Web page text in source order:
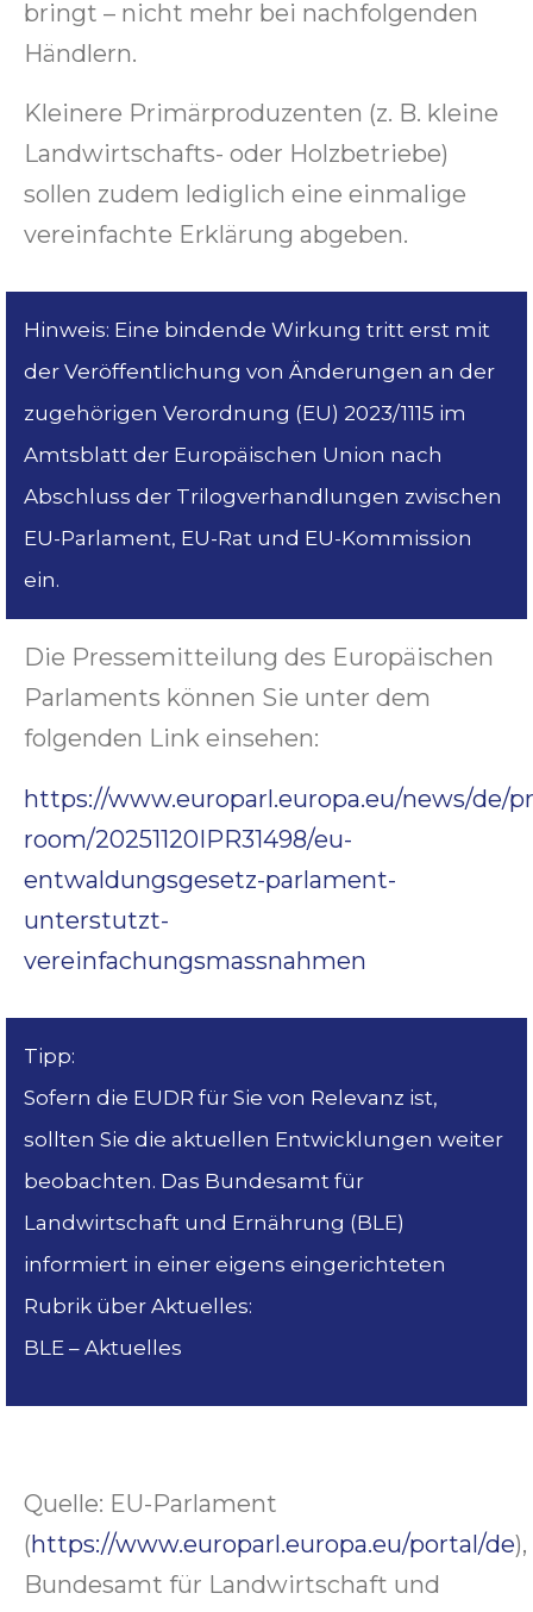
bringt – nicht mehr bei nachfolgenden
Händlern.
Kleinere Primärproduzenten (z. B. kleine
Landwirtschafts- oder Holzbetriebe)
sollen zudem lediglich eine einmalige
vereinfachte Erklärung abgeben.
Hinweis: Eine bindende Wirkung tritt erst mit
der Veröffentlichung von Änderungen an der
zugehörigen Verordnung (EU) 2023/1115 im
Amtsblatt der Europäischen Union nach
Abschluss der Trilogverhandlungen zwischen
EU-Parlament, EU-Rat und EU-Kommission
ein.
Die Pressemitteilung des Europäischen
Parlaments können Sie unter dem
folgenden Link einsehen:
https://www.europarl.europa.eu/news/de/
room/20251120IPR31498/eu-
entwaldungsgesetz-parlament-
unterstutzt-
vereinfachungsmassnahmen
Tipp:
Sofern die EUDR für Sie von Relevanz ist,
sollten Sie die aktuellen Entwicklungen weiter
beobachten. Das Bundesamt für
Landwirtschaft und Ernährung (BLE)
informiert in einer eigens eingerichteten
Rubrik über Aktuelles:
BLE – Aktuelles
Quelle: EU-Parlament
(https://www.europarl.europa.eu/portal/de),
Bundesamt für Landwirtschaft und